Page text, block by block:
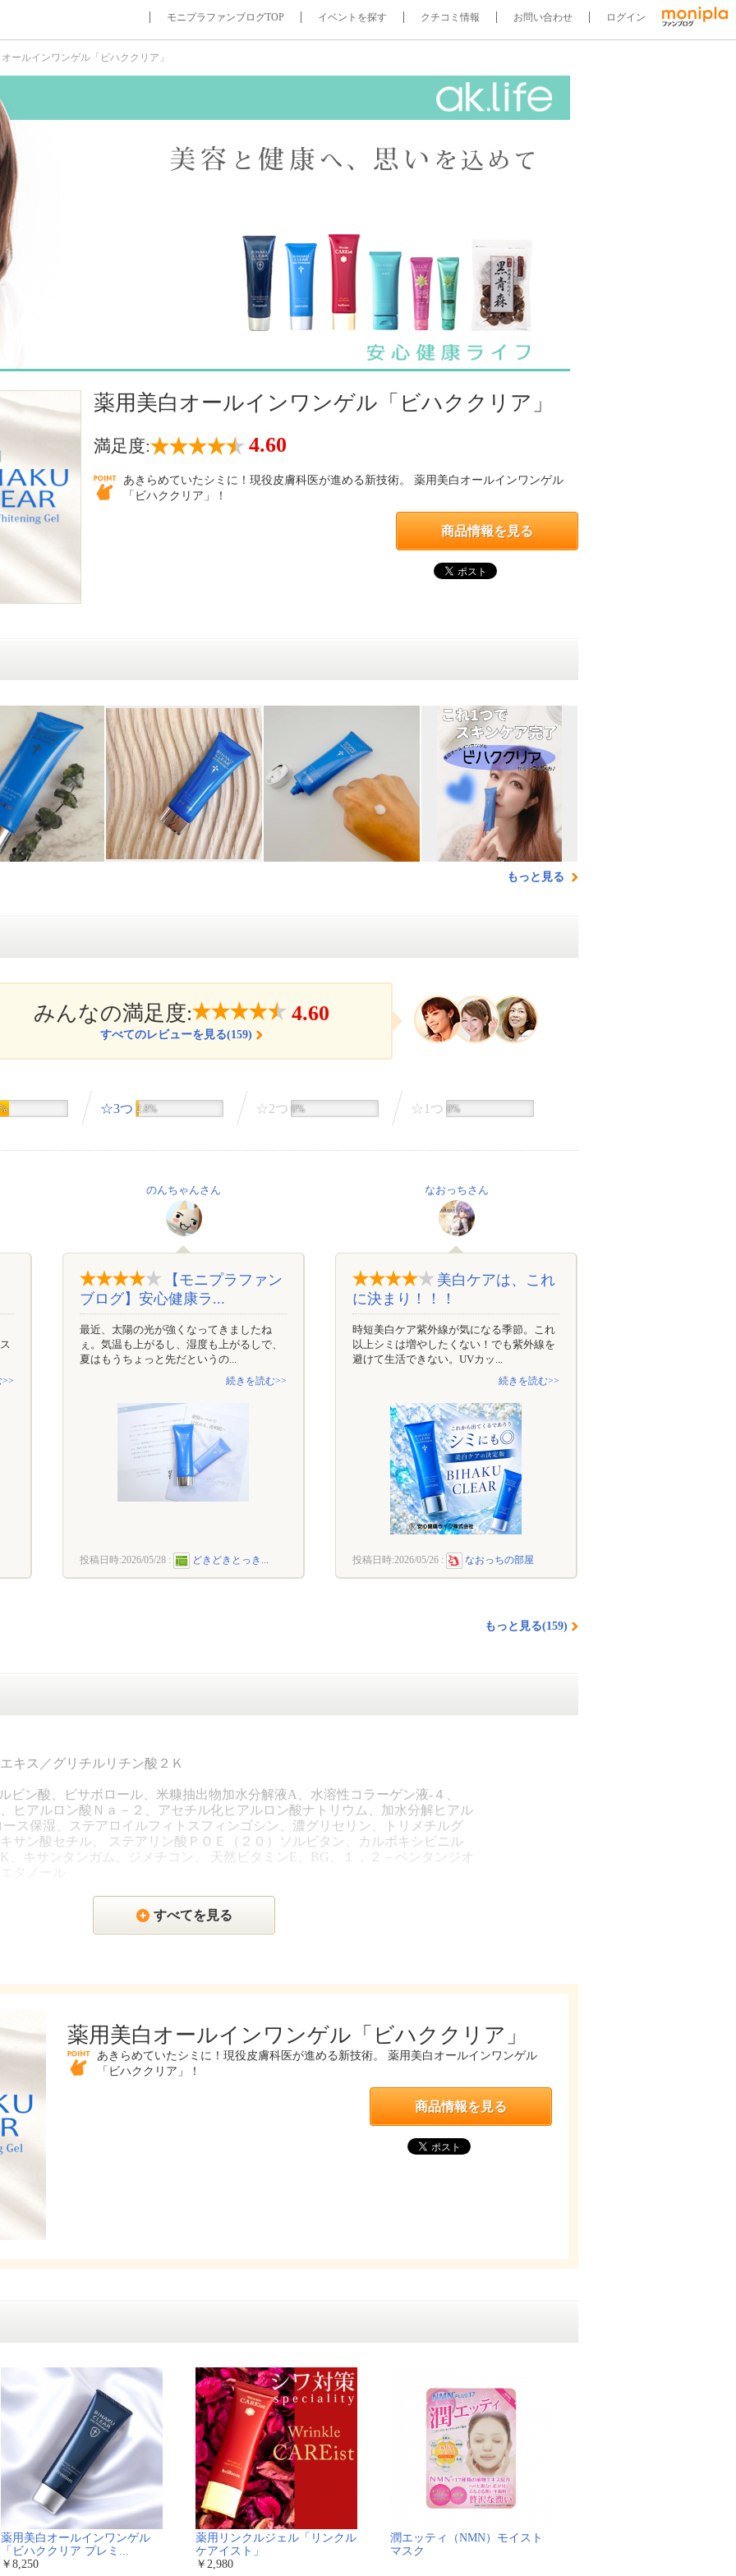
モニプラファンブログTOP イベントを探す クチコミ情報 お問い合わせ ログイン
ールインワンゲル「ビハククリア」
薬用美白オールインワンゲル「ビハククリア」
満足度: 4.60
あきらめていたシミに！現役皮膚科医が進める新技術。 薬用美白オールインワンゲル
「ビハククリア」！
商品情報を見る
もっと見る
みんなの満足度: 4.60
すべてのレビューを見る(159)
☆3つ 2.8% ☆2つ 0% ☆1つ 0%
>>
のんちゃんさん
【モニプラファン
ブログ】安心健康ラ...
最近、太陽の光が強くなってきましたね
ぇ。気温も上がるし、湿度も上がるしで、
夏はもうちょっと先だというの...
続きを読む>>
投稿日時:2026/05/28 : どきどきとっき...
なおっちさん
美白ケアは、これ
に決まり！！！
時短美白ケア紫外線が気になる季節。これ
以上シミは増やしたくない！でも紫外線を
避けて生活できない。UVカッ...
続きを読む>>
投稿日時:2026/05/26 : なおっちの部屋
もっと見る(159)
キス／グリチルリチン酸２Ｋ
ビン酸、ビサボロール、米糠抽出物加水分解液A、水溶性コラーゲン液-４、
ヒアルロン酸Ｎａ－２、アセチル化ヒアルロン酸ナトリウム、加水分解ヒアル
ス保湿、ステアロイルフィトスフィンゴシン、濃グリセリン、トリメチルグ
サン酸セチル、 ステアリン酸ＰＯＥ（２０）ソルビタン、カルボキシビニル
、キサンタンガム、ジメチコン、 天然ビタミンE、BG、１，２－ペンタンジオ
すべてを見る
薬用美白オールインワンゲル「ビハククリア」
あきらめていたシミに！現役皮膚科医が進める新技術。 薬用美白オールインワンゲル
「ビハククリア」！
商品情報を見る
薬用美白オールインワンゲル
「ビハククリア プレミ...
￥8,250
薬用リンクルジェル「リンクル
ケアイスト」
￥2,980
潤エッティ（NMN）モイスト
マスク